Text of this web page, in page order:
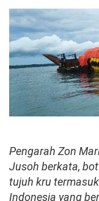
Pengarah Zon
Jusoh berkata,
tujuh kru
Indonesia yang